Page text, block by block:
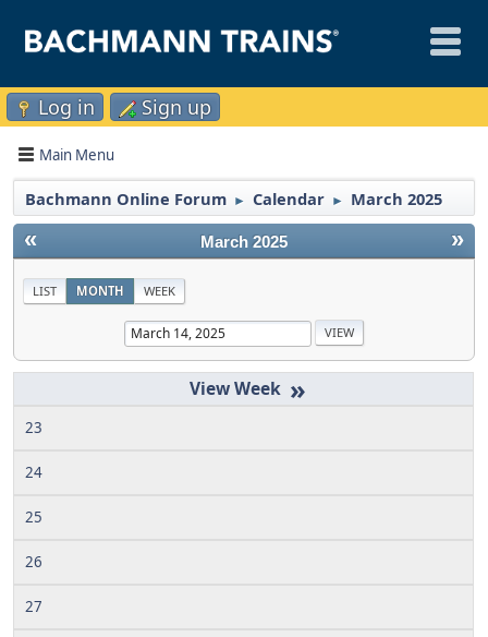
Log in Sign up
Main Menu
Bachmann Online Forum ► Calendar ► March 2025
« »
March 2025
LIST MONTH WEEK
»
23
24
25
26
27